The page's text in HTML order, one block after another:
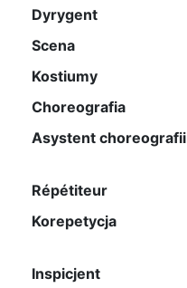
Dyrygent
Scena
Kostiumy
Choreografia
Asystent choreografii
Répétiteur
Korepetycja
Inspicjent